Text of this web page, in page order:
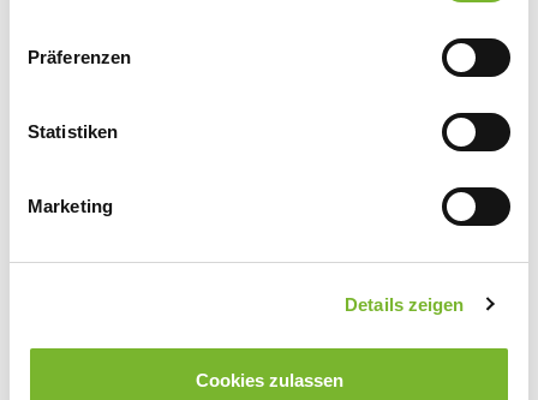
Präferenzen
Statistiken
Marketing
Details zeigen
Cookies zulassen
Ansprechpartner:
Burgunderstr. 31
Fax:0711 8931 107